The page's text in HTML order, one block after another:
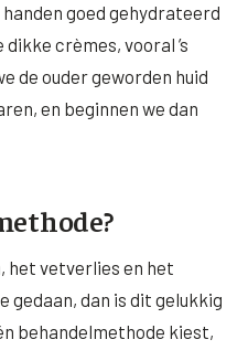
goed gehydrateerd
crèmes, vooral ’s
de ouder geworden huid
en beginnen we dan
het vetverlies en het
gedaan, dan is dit gelukkig
behandelmethode kiest,